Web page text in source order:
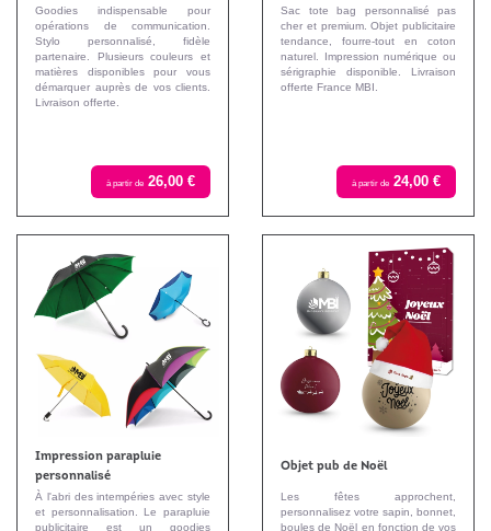
Goodies indispensable pour
opérations de communication.
Stylo personnalisé, fidèle
partenaire. Plusieurs couleurs et
matières disponibles pour vous
démarquer auprès de vos clients.
Livraison offerte.
à partir de 26,00 €
Sac tote bag personnalisé pas
cher et premium. Objet publicitaire
tendance, fourre-tout en coton
naturel. Impression numérique ou
sérigraphie disponible. Livraison
offerte France MBI.
à partir de 24,00 €
Impression parapluie
personnalisé
À l'abri des intempéries avec style
et personnalisation. Le parapluie
publicitaire est un goodies
Objet pub de Noël
Les fêtes approchent,
personnalisez votre sapin, bonnet,
boules de Noël en fonction de vos